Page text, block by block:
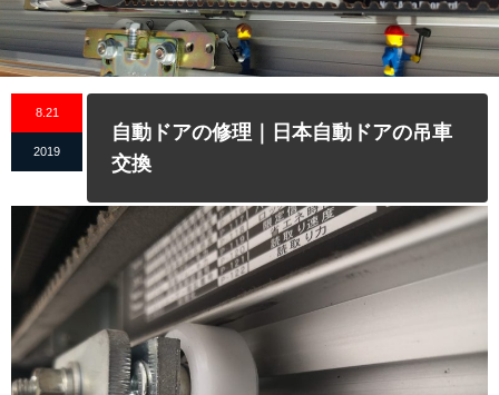
8.21
2019
自動ドアの修理｜日本自動ドアの吊車
交換